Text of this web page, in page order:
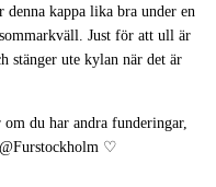
kappa lika bra under en
Just för att ull är
stänger ute kylan när det är
du har andra funderingar,
@Furstockholm ♡